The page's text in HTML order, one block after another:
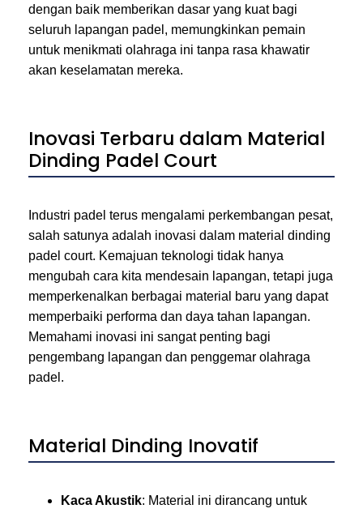
dengan baik memberikan dasar yang kuat bagi
seluruh lapangan padel, memungkinkan pemain
untuk menikmati olahraga ini tanpa rasa khawatir
akan keselamatan mereka.
Inovasi Terbaru dalam Material
Dinding Padel Court
Industri padel terus mengalami perkembangan pesat,
salah satunya adalah inovasi dalam material dinding
padel court. Kemajuan teknologi tidak hanya
mengubah cara kita mendesain lapangan, tetapi juga
memperkenalkan berbagai material baru yang dapat
memperbaiki performa dan daya tahan lapangan.
Memahami inovasi ini sangat penting bagi
pengembang lapangan dan penggemar olahraga
padel.
Material Dinding Inovatif
Kaca Akustik: Material ini dirancang untuk